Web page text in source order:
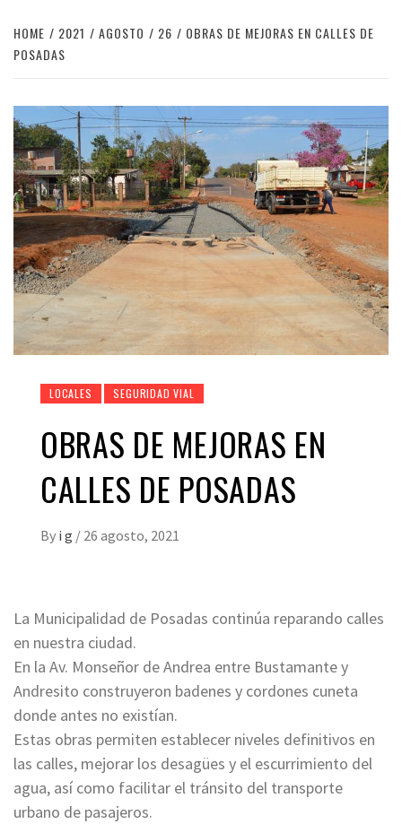
HOME 2021 AGOSTO 26
OBRAS DE MEJORAS EN CALLES DE
POSADAS
LOCALES SEGURIDAD VIAL
OBRAS DE MEJORAS EN
CALLES DE POSADAS
By i g / 26 agosto, 2021
La Municipalidad de Posadas continúa reparando calles
en nuestra ciudad.
En la Av. Monseñor de Andrea entre Bustamante y
Andresito construyeron badenes y cordones cuneta
donde antes no existían.
Estas obras permiten establecer niveles definitivos en
las calles, mejorar los desagües y el escurrimiento del
agua, así como facilitar el tránsito del transporte
urbano de pasajeros.